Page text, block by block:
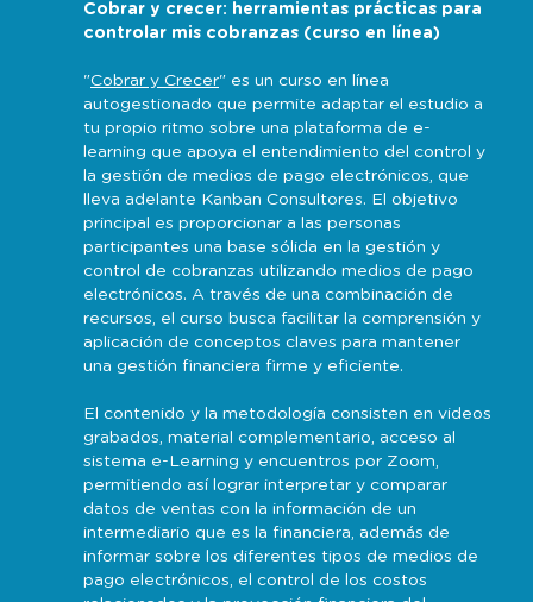
Cobrar y crecer: herramientas prácticas para
controlar mis cobranzas (curso en línea)
"Cobrar y Crecer" es un curso en línea
autogestionado que permite adaptar el estudio a
tu propio ritmo sobre una plataforma de e-
learning que apoya el entendimiento del control y
la gestión de medios de pago electrónicos, que
lleva adelante Kanban Consultores. El objetivo
principal es proporcionar a las personas
participantes una base sólida en la gestión y
control de cobranzas utilizando medios de pago
electrónicos. A través de una combinación de
recursos, el curso busca facilitar la comprensión y
aplicación de conceptos claves para mantener
una gestión financiera firme y eficiente.
El contenido y la metodología consisten en videos
grabados, material complementario, acceso al
sistema e-Learning y encuentros por Zoom,
permitiendo así lograr interpretar y comparar
datos de ventas con la información de un
intermediario que es la financiera, además de
informar sobre los diferentes tipos de medios de
pago electrónicos, el control de los costos